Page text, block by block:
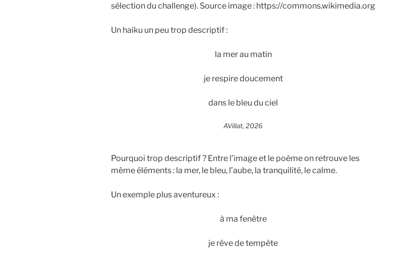
sélection du challenge). Source image : https://commons.wikimedia.org
Un haiku un peu trop descriptif :
la mer au matin
je respire doucement
dans le bleu du ciel
AVillat, 2026
Pourquoi trop descriptif ? Entre l’image et le poème on retrouve les
même éléments : la mer, le bleu, l’aube, la tranquilité, le calme.
Un exemple plus aventureux :
à ma fenêtre
je rêve de tempête